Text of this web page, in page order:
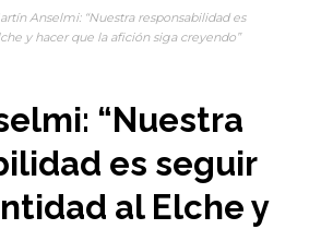
Anselmi: “Nuestra responsabilidad es
y hacer que la afición siga creyendo”
“Nuestra
es seguir
al Elche y